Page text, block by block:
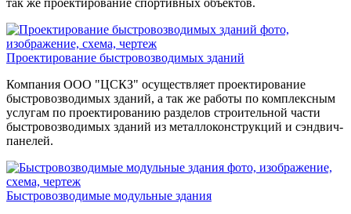
Проектирование быстровозводимых зданий
Компания ООО "ЦСКЗ" осуществляет проектирование
быстровозводимых зданий, а так же работы по комплексным
услугам по проектированию разделов строительной части
быстровозводимых зданий из металлоконструкций и сэндвич-
панелей.
Быстровозводимые модульные здания